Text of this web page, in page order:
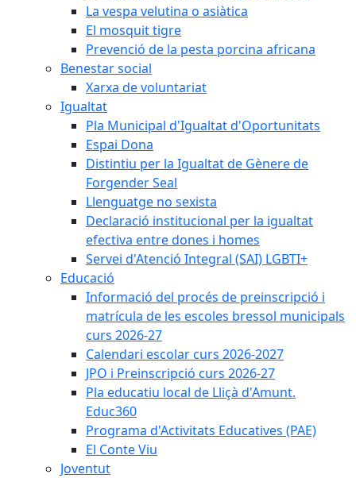
La vespa velutina o asiàtica
El mosquit tigre
Prevenció de la pesta porcina africana
Benestar social
Xarxa de voluntariat
Igualtat
Pla Municipal d'Igualtat d'Oportunitats
Espai Dona
Distintiu per la Igualtat de Gènere de
Forgender Seal
Llenguatge no sexista
Declaració institucional per la igualtat
efectiva entre dones i homes
Servei d'Atenció Integral (SAI) LGBTI+
Educació
Informació del procés de preinscripció i
matrícula de les escoles bressol municipals
curs 2026-27
Calendari escolar curs 2026-2027
JPO i Preinscripció curs 2026-27
Pla educatiu local de Lliçà d'Amunt.
Educ360
Programa d'Activitats Educatives (PAE)
El Conte Viu
Joventut